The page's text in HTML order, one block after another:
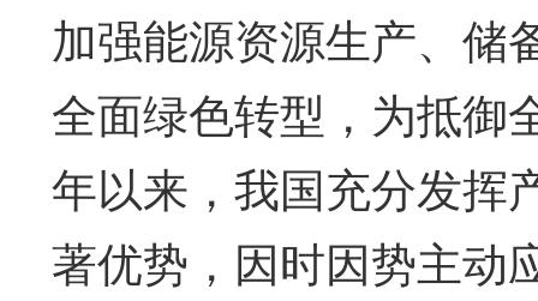
加强能源资源生产、储
全面绿色转型，为抵御
年以来，我国充分发挥
著优势，因时因势主动